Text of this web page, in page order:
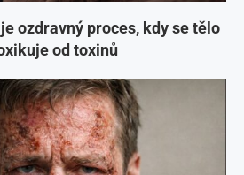
ozdravný proces, kdy se tělo
od toxinů